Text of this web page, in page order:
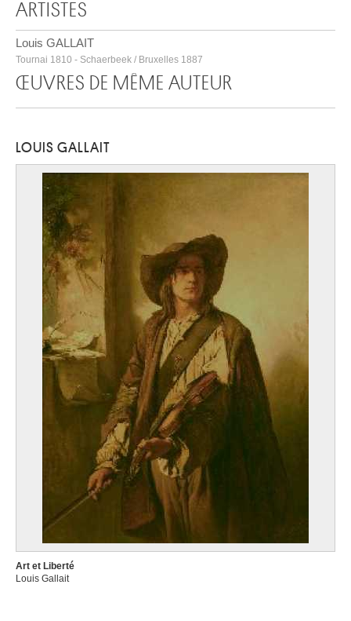
ARTISTES
Louis GALLAIT
Tournai 1810 - Schaerbeek / Bruxelles 1887
ŒUVRES DE MÊME AUTEUR
LOUIS GALLAIT
Art et Liberté
Louis Gallait